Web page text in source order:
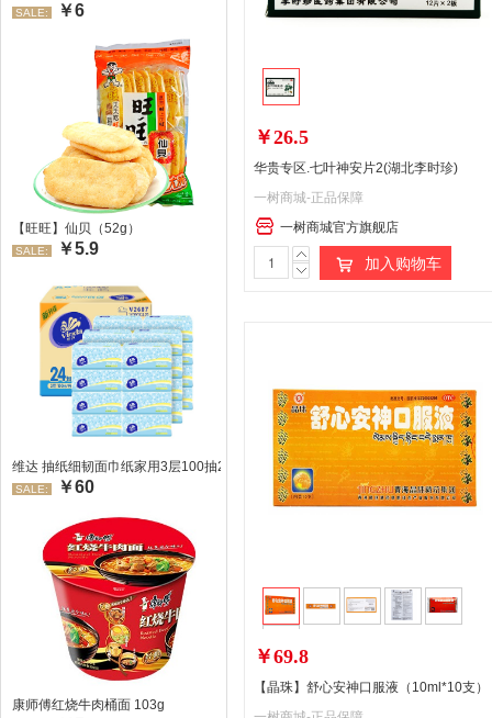
SALE: ￥6
【旺旺】仙贝（52g）
SALE: ￥5.9
维达 抽纸细韧面巾纸家用3层100抽24包/箱 超值装 偏远地区不发货偏远地区:(含
SALE: ￥60
康师傅红烧牛肉桶面 103g
￥26.5
华贵专区.七叶神安片2(湖北李时珍)
一树商城-正品保障
一树商城官方旗舰店
加入购物车
￥69.8
【晶珠】舒心安神口服液（10ml*10支）